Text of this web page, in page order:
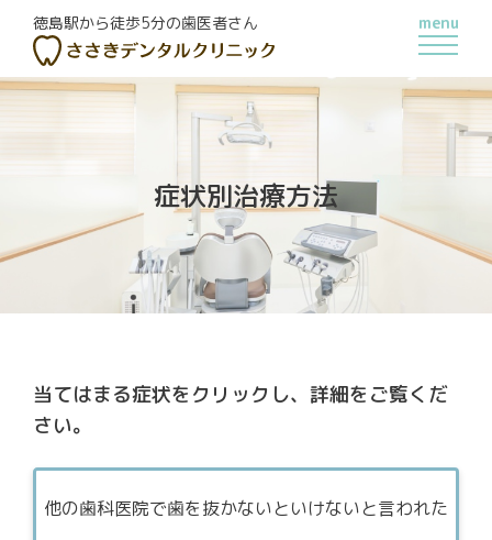
徳島駅から徒歩5分の歯医者さん menu
症状別治療方法
当てはまる症状をクリックし、詳細をご覧くだ
さい。
他の歯科医院で歯を抜かないといけないと言われた